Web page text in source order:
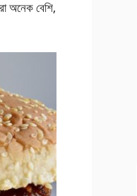
অনেক বেশি,